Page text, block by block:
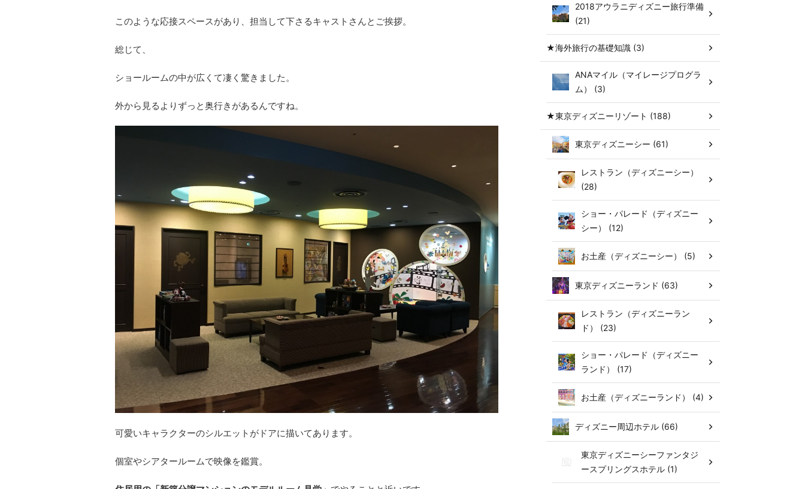
このような応接スペースがあり、担当して下さるキャストさんとご挨拶。
総じて、
ショールームの中が広くて凄く驚きました。
外から見るよりずっと奥行きがあるんですね。
可愛いキャラクターのシルエットがドアに描いてあります。
個室やシアタールームで映像を鑑賞。
2018アウラニディズニー旅行準備
(21)
★海外旅行の基礎知識 (3)
ANAマイル（マイレージプログラ
ム） (3)
★東京ディズニーリゾート (188)
東京ディズニーシー (61)
レストラン（ディズニーシー）
(28)
ショー・パレード（ディズニー
シー） (12)
お土産（ディズニーシー） (5)
東京ディズニーランド (63)
レストラン（ディズニーラン
ド） (23)
ショー・パレード（ディズニー
ランド） (17)
お土産（ディズニーランド） (4)
ディズニー周辺ホテル (66)
東京ディズニーシーファンタジ
ースプリングスホテル (1)